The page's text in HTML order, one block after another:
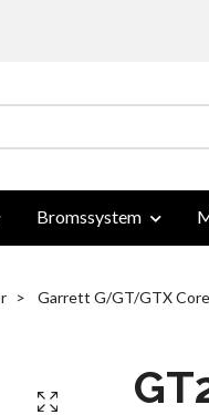
Bromssystem
Garrett G/GT/GTX Core